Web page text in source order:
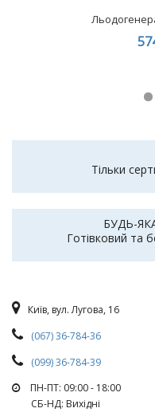
Тільки
БУДЬ-
Готівковий та
Київ, вул. Лугова, 16
(067) 36-784-36
(099) 36-784-39
ПН-ПТ: 09:00 - 18:00
СБ-НД: Вихiднi